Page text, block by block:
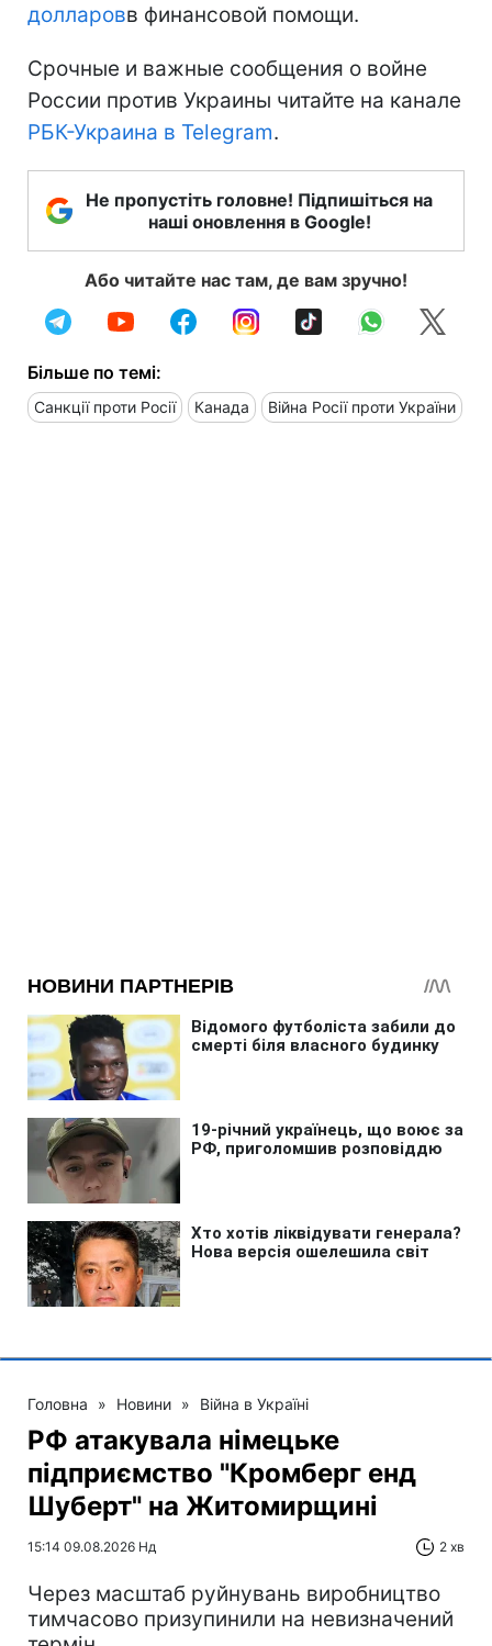
долларовв финансовой помощи.
Срочные и важные сообщения о войне
России против Украины читайте на канале
РБК-Украина в Telegram.
Не пропустіть головне! Підпишіться на
наші оновлення в Google!
Або читайте нас там, де вам зручно!
Більше по темі:
Санкції проти Росії Канада Війна Росії проти України
Головна » Новини » Війна в Україні
РФ атакувала німецьке
підприємство "Кромберг енд
Шуберт" на Житомирщині
15:14 09.08.2026 Нд 2 хв
Через масштаб руйнувань виробництво
тимчасово призупинили на невизначений